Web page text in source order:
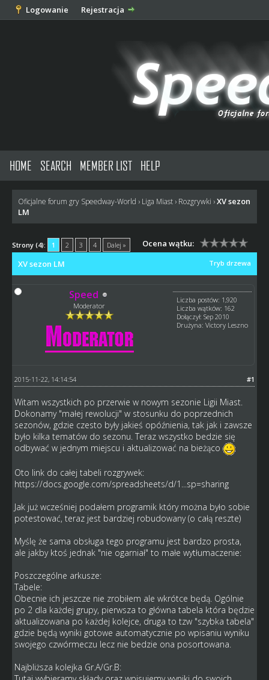
Logowanie Rejestracja
HOME SEARCH MEMBER LIST HELP
Oficjalne forum gry Speedway-World › Liga Miast› Rozgrywki ›XV sezon
LM
Strony (4): 1 2 3 4 Dalej » Ocena wątku:
Tryb drzewa
XV sezon LM
Speed
Moderator
Liczba postów: 1,920
Liczba wątków: 162
Dołączył: Sep 2010
Drużyna: Victory Leszno
#1
2015-11-22, 14:14:54
Witam wszystkich po przerwie w nowym sezonie Ligii Miast.
Dokonamy "małej rewolucji" w stosunku do poprzednich
sezonów, gdzie czesto były jakieś opóźnienia, tak jak i zawsze
było kilka tematów do sezonu. Teraz wszystko bedzie się
odbywać w jednym miejscu i aktualizować na bieżąco
Oto link do całej tabeli rozgrywek:
https://docs.google.com/spreadsheets/d/1...sp=sharing
Jak już wcześniej podałem programik który można było sobie
potestować, teraz jest bardziej robudowany (o całą reszte)
Myślę że sama obsługa tego programu jest bardzo prosta,
ale jakby ktoś jednak "nie ogarniał" to małe wytłumaczenie:
Poszczególne arkusze:
Tabele:
Obecnie ich jeszcze nie zrobiłem ale wkrótce będą. Ogólnie
po 2 dla każdej grupy, pierwsza to główna tabela która będzie
aktualizowana po każdej kolejce, druga to tzw "szybka tabela"
gdzie będą wyniki gotowe automatycznie po wpisaniu wyniku
swojego czwórmeczu lecz nie bedzie ona posortowana.
Najbliższa kolejka Gr.A/Gr.B: